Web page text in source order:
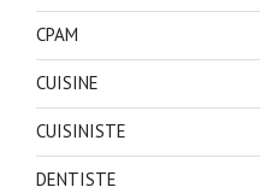
CPAM
CUISINE
CUISINISTE
DENTISTE